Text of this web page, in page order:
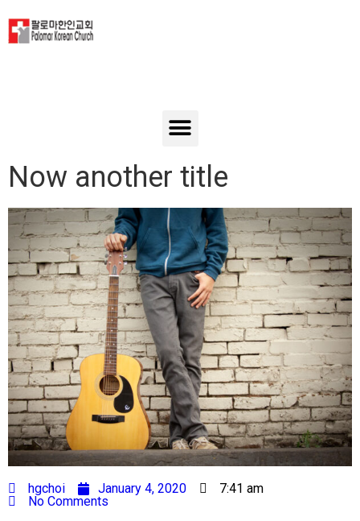
Now another title
hgchoi January 4, 2020
7:41 am
No Comments